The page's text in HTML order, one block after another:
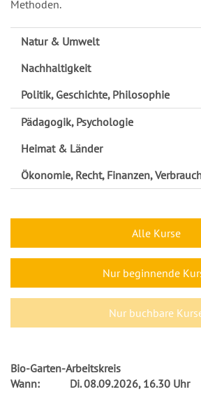
Methoden.
Natur & Umwelt
Nachhaltigkeit
Politik, Geschichte, Philosophie
Pädagogik, Psychologie
Heimat & Länder
Ökonomie, Recht, Finanzen,
Alle Kurse
Nur beginnende
Nur buchbare
Bio-Garten-Arbeitskreis
Wann:
Di.08.09.2026, 16.30 Uhr